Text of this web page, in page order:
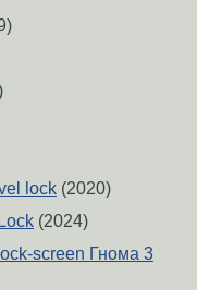
lock (2020)
(2024)
screen Гнома 3